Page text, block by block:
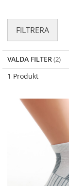
1 Produkt
FILTRERA
VALDA FILTER